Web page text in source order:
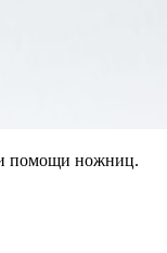
помощи ножниц.